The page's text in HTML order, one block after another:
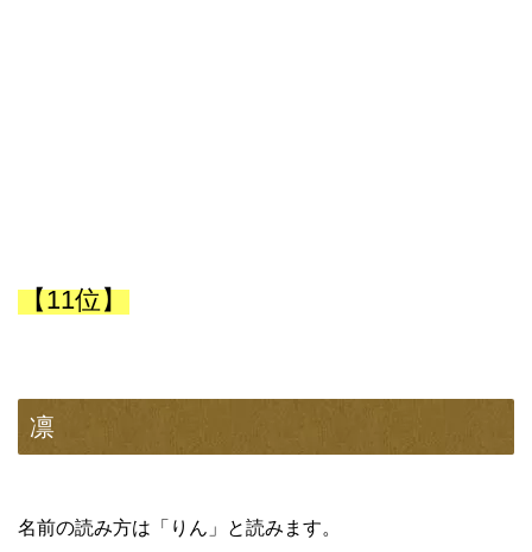
【11位】
凛
名前の読み方は「りん」と読みます。